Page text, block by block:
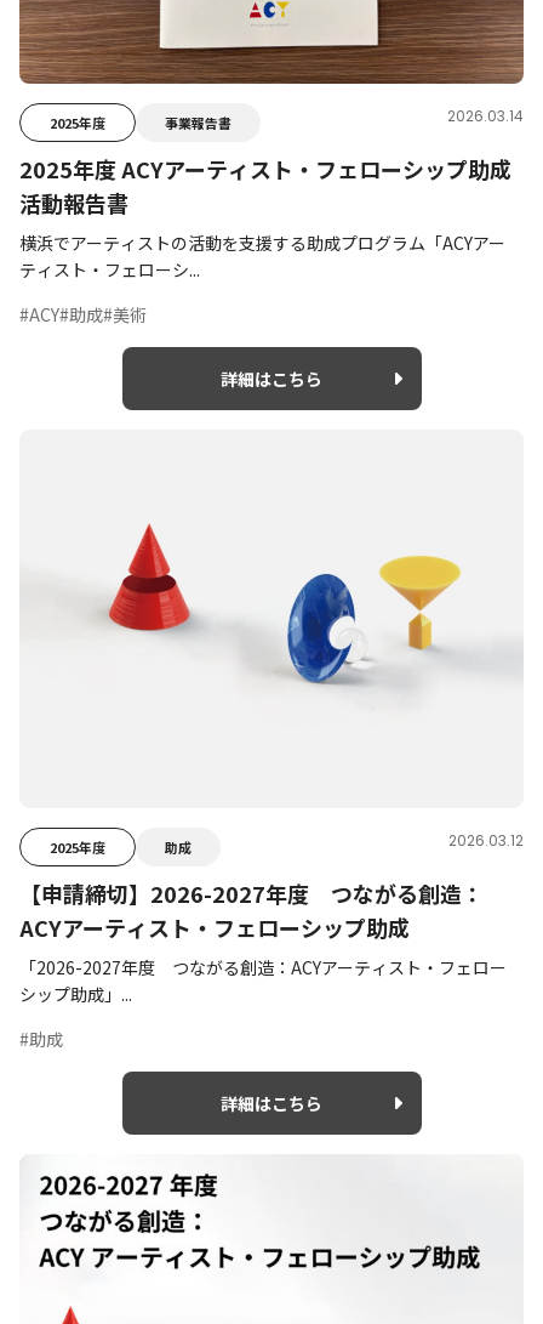
2025年度 事業報告書 2026.03.14
2025年度 ACYアーティスト・フェローシップ助成
活動報告書
横浜でアーティストの活動を支援する助成プログラム「ACYアー
ティスト・フェローシ...
#ACY#助成#美術
詳細はこちら
2025年度 助成 2026.03.12
【申請締切】2026-2027年度 つながる創造：
ACYアーティスト・フェローシップ助成
「2026-2027年度 つながる創造：ACYアーティスト・フェロー
シップ助成」...
#助成
詳細はこちら